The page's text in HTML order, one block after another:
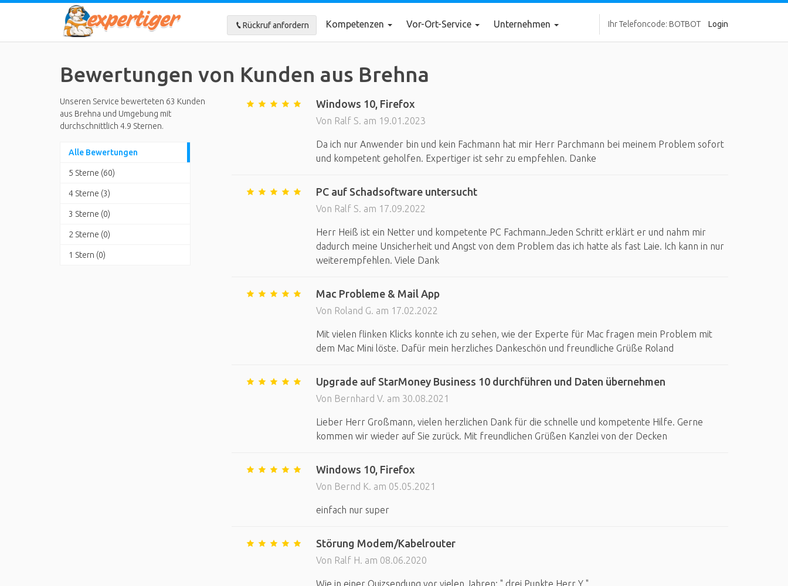
Rückruf anfordern Kompetenzen Vor-Ort-Service Unternehmen Ihr Telefoncode: BOTBOT Login
Bewertungen von Kunden aus Brehna
Unseren Service bewerteten 63 Kunden
aus Brehna und Umgebung mit
durchschnittlich 4.9 Sternen.
Alle Bewertungen
5 Sterne (60)
4 Sterne (3)
3 Sterne (0)
2 Sterne (0)
1 Stern (0)
Windows 10, Firefox
Von Ralf S. am 19.01.2023
Da ich nur Anwender bin und kein Fachmann hat mir Herr Parchmann bei meinem Problem sofort
und kompetent geholfen. Expertiger ist sehr zu empfehlen. Danke
PC auf Schadsoftware untersucht
Von Ralf S. am 17.09.2022
Herr Heiß ist ein Netter und kompetente PC Fachmann.Jeden Schritt erklärt er und nahm mir
dadurch meine Unsicherheit und Angst von dem Problem das ich hatte als fast Laie. Ich kann in nur
weiterempfehlen. Viele Dank
Mac Probleme & Mail App
Von Roland G. am 17.02.2022
Mit vielen flinken Klicks konnte ich zu sehen, wie der Experte für Mac fragen mein Problem mit
dem Mac Mini löste. Dafür mein herzliches Dankeschön und freundliche Grüße Roland
Upgrade auf StarMoney Business 10 durchführen und Daten übernehmen
Von Bernhard V. am 30.08.2021
Lieber Herr Großmann, vielen herzlichen Dank für die schnelle und kompetente Hilfe. Gerne
kommen wir wieder auf Sie zurück. Mit freundlichen Grüßen Kanzlei von der Decken
Windows 10, Firefox
Von Bernd K. am 05.05.2021
einfach nur super
Störung Modem/Kabelrouter
Von Ralf H. am 08.06.2020
Wie in einer Quizsendung vor vielen Jahren: " drei Punkte Herr Y "